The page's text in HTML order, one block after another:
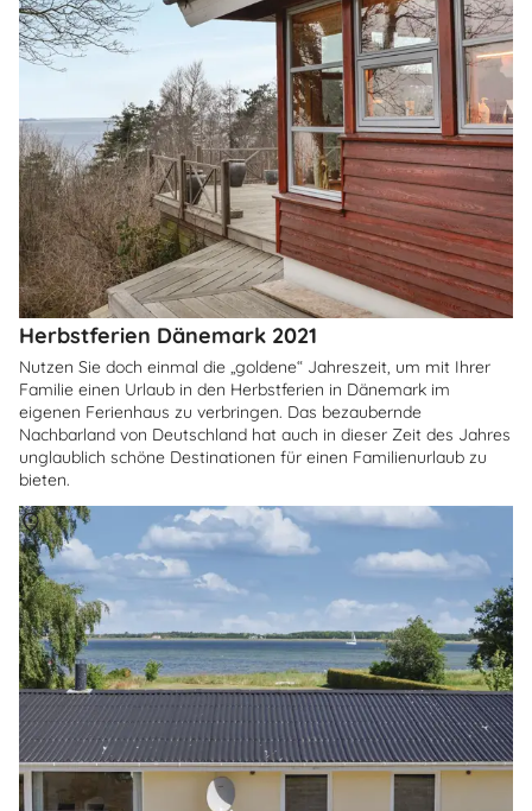
Herbstferien Dänemark 2021
Nutzen Sie doch einmal die „goldene“ Jahreszeit, um mit Ihrer
Familie einen Urlaub in den Herbstferien in Dänemark im
eigenen Ferienhaus zu verbringen. Das bezaubernde
Nachbarland von Deutschland hat auch in dieser Zeit des Jahres
unglaublich schöne Destinationen für einen Familienurlaub zu
bieten.
ÜberHimmerland